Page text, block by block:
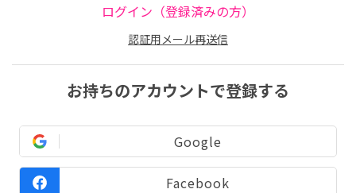
ログイン（登録済みの方）
認証用メール再送信
お持ちのアカウントで登録する
Google
Facebook